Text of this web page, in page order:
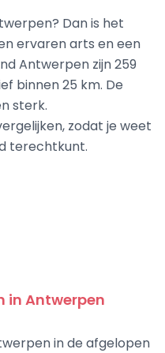
Dan is het
ervaren arts en een
Antwerpen zijn 259
binnen 25 km. De
sterk.
zodat je weet
terechtkunt.
in Antwerpen
in de afgelopen